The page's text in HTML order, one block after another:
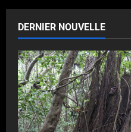
DERNIER NOUVELLE